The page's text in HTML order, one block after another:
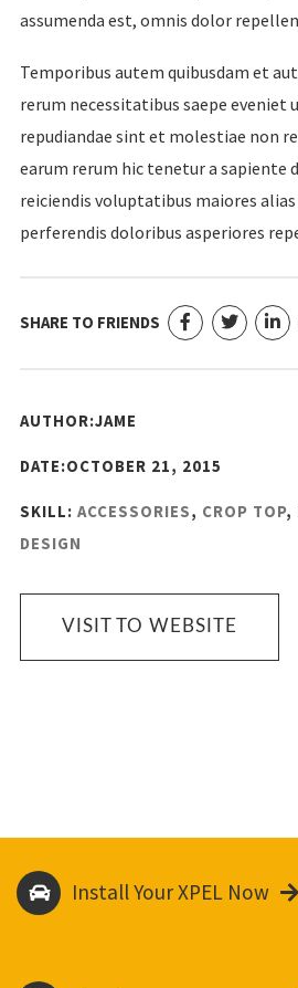
assumenda est, omnis dolor
Temporibus autem quibusdam et
rerum necessitatibus saepe eveniet
repudiandae sint et molestiae non
earum rerum hic tenetur a sapiente
reiciendis voluptatibus maiores
perferendis doloribus asperiores
SHARE TO FRIENDS
AUTHOR:JAME
DATE:OCTOBER 21, 2015
SKILL:ACCESSORIES, CROP TOP,
DESIGN
VISIT TO WEBSITE
Install Your XPEL Now